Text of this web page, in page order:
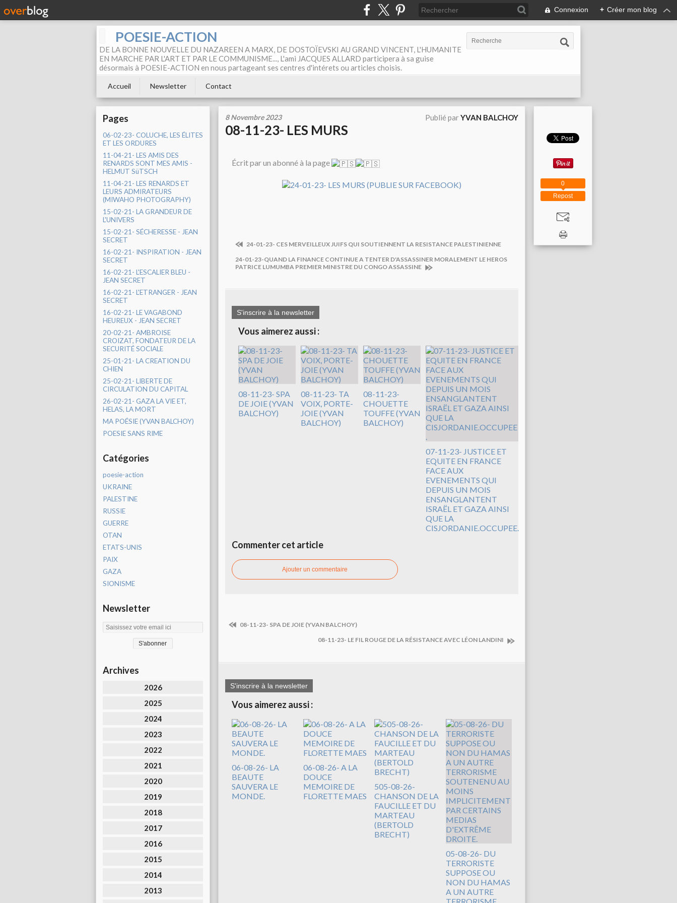
Connexion + Créer mon blog
POESIE-ACTION
DE LA BONNE NOUVELLE DU NAZAREEN A MARX, DE DOSTOÏEVSKI AU GRAND VINCENT, L'HUMANITE
EN MARCHE PAR L'ART ET PAR LE COMMUNISME..., L'ami JACQUES ALLARD participera à sa guise
désormais à POESIE-ACTION en nous partageant ses centres d'intérets ou articles choisis.
Accueil Newsletter Contact
Pages
06-02-23- COLUCHE, LES ÉLITES
ET LES ORDURES
11-04-21- LES AMIS DES
RENARDS SONT MES AMIS -
HELMUT SüTSCH
11-04-21- LES RENARDS ET
LEURS ADMIRATEURS
(MIWAHO PHOTOGRAPHY)
15-02-21- LA GRANDEUR DE
L'UNIVERS
15-02-21- SÉCHERESSE - JEAN
SECRET
16-02-21- INSPIRATION - JEAN
SECRET
16-02-21- L'ESCALIER BLEU -
JEAN SECRET
16-02-21- L'ETRANGER - JEAN
SECRET
16-02-21- LE VAGABOND
HEUREUX - JEAN SECRET
20-02-21- AMBROISE
CROIZAT, FONDATEUR DE LA
SECURITÉ SOCIALE
25-01-21- LA CREATION DU
CHIEN
25-02-21- LIBERTE DE
CIRCULATION DU CAPITAL
26-02-21- GAZA LA VIE ET,
HELAS, LA MORT
MA POÉSIE (YVAN BALCHOY)
POESIE SANS RIME
Catégories
poesie-action
UKRAINE
PALESTINE
RUSSIE
GUERRE
OTAN
ETATS-UNIS
PAIX
GAZA
SIONISME
Newsletter
Archives
2026
2025
2024
2023
2022
2021
2020
2019
2018
2017
2016
2015
2014
2013
8 Novembre 2023 Publié parYVAN BALCHOY
08-11-23- LES MURS
Écrit par un abonné à la page
24-01-23- CES MERVEILLEUX JUIFS QUI SOUTIENNENT LA RESISTANCE PALESTINIENNE
24-01-23-QUAND LA FINANCE CONTINUE A TENTER D'ASSASSINER MORALEMENT LE HEROS
PATRICE LUMUMBA PREMIER MINISTRE DU CONGO ASSASSINE
S'inscrire à la newsletter
Vous aimerez aussi :
08-11-23- SPA
DE JOIE (YVAN
BALCHOY)
08-11-23- TA
VOIX, PORTE-
JOIE (YVAN
BALCHOY)
08-11-23-
CHOUETTE
TOUFFE (YVAN
BALCHOY)
07-11-23- JUSTICE ET
EQUITE EN FRANCE
FACE AUX
EVENEMENTS QUI
DEPUIS UN MOIS
ENSANGLANTENT
ISRAËL ET GAZA AINSI
QUE LA
CISJORDANIE.OCCUPEE.
Commenter cet article
Ajouter un commentaire
08-11-23- SPA DE JOIE (YVAN BALCHOY)
08-11-23- LE FIL ROUGE DE LA RÉSISTANCE AVEC LÉON LANDINI
S'inscrire à la newsletter
Vous aimerez aussi :
06-08-26- LA
BEAUTE
SAUVERA LE
MONDE.
06-08-26- A LA
DOUCE
MEMOIRE DE
FLORETTE MAES
505-08-26-
CHANSON DE LA
FAUCILLE ET DU
MARTEAU
(BERTOLD
BRECHT)
05-08-26- DU
TERRORISTE
SUPPOSE OU
NON DU HAMAS
A UN AUTRE
Repost
0